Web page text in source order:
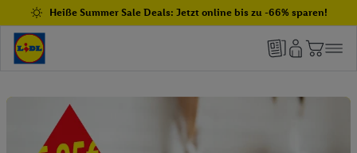
Heiße Summer Sale Deals: Jetzt online bis zu -66% sparen!